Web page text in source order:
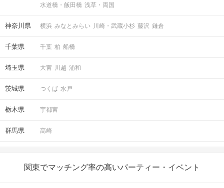
水道橋・飯田橋 浅草・両国
神奈川県 横浜 みなとみらい 川崎・武蔵小杉 藤沢 鎌倉
千葉県 千葉 柏 船橋
埼玉県 大宮 川越 浦和
茨城県 つくば 水戸
栃木県 宇都宮
群馬県 高崎
関東でマッチング率の高いパーティー・イベント